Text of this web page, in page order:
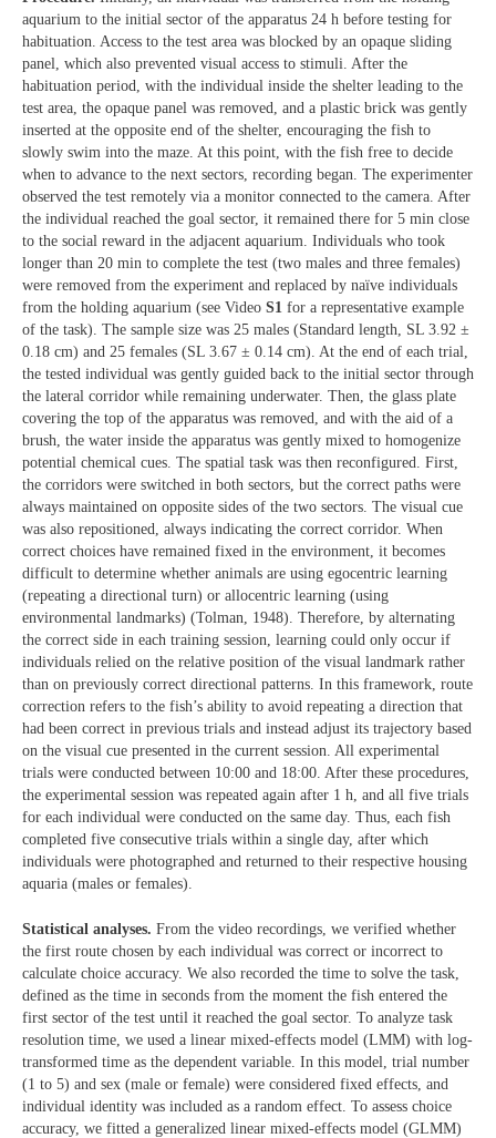
aquarium to the initial sector of the apparatus 24 h before testing for
habituation. Access to the test area was blocked by an opaque sliding
panel, which also prevented visual access to stimuli. After the
habituation period, with the individual inside the shelter leading to the
test area, the opaque panel was removed, and a plastic brick was gently
inserted at the opposite end of the shelter, encouraging the fish to
slowly swim into the maze. At this point, with the fish free to decide
when to advance to the next sectors, recording began. The experimenter
observed the test remotely via a monitor connected to the camera. After
the individual reached the goal sector, it remained there for 5 min close
to the social reward in the adjacent aquarium. Individuals who took
longer than 20 min to complete the test (two males and three females)
were removed from the experiment and replaced by naïve individuals
from the holding aquarium (see Video S1 for a representative example
of the task). The sample size was 25 males (Standard length, SL 3.92 ±
0.18 cm) and 25 females (SL 3.67 ± 0.14 cm). At the end of each trial,
the tested individual was gently guided back to the initial sector through
the lateral corridor while remaining underwater. Then, the glass plate
covering the top of the apparatus was removed, and with the aid of a
brush, the water inside the apparatus was gently mixed to homogenize
potential chemical cues. The spatial task was then reconfigured. First,
the corridors were switched in both sectors, but the correct paths were
always maintained on opposite sides of the two sectors. The visual cue
was also repositioned, always indicating the correct corridor. When
correct choices have remained fixed in the environment, it becomes
difficult to determine whether animals are using egocentric learning
(repeating a directional turn) or allocentric learning (using
environmental landmarks) (Tolman, 1948). Therefore, by alternating
the correct side in each training session, learning could only occur if
individuals relied on the relative position of the visual landmark rather
than on previously correct directional patterns. In this framework, route
correction refers to the fish’s ability to avoid repeating a direction that
had been correct in previous trials and instead adjust its trajectory based
on the visual cue presented in the current session. All experimental
trials were conducted between 10:00 and 18:00. After these procedures,
the experimental session was repeated again after 1 h, and all five trials
for each individual were conducted on the same day. Thus, each fish
completed five consecutive trials within a single day, after which
individuals were photographed and returned to their respective housing
aquaria (males or females).
Statistical analyses. From the video recordings, we verified whether
the first route chosen by each individual was correct or incorrect to
calculate choice accuracy. We also recorded the time to solve the task,
defined as the time in seconds from the moment the fish entered the
first sector of the test until it reached the goal sector. To analyze task
resolution time, we used a linear mixed-effects model (LMM) with log-
transformed time as the dependent variable. In this model, trial number
(1 to 5) and sex (male or female) were considered fixed effects, and
individual identity was included as a random effect. To assess choice
accuracy, we fitted a generalized linear mixed-effects model (GLMM)